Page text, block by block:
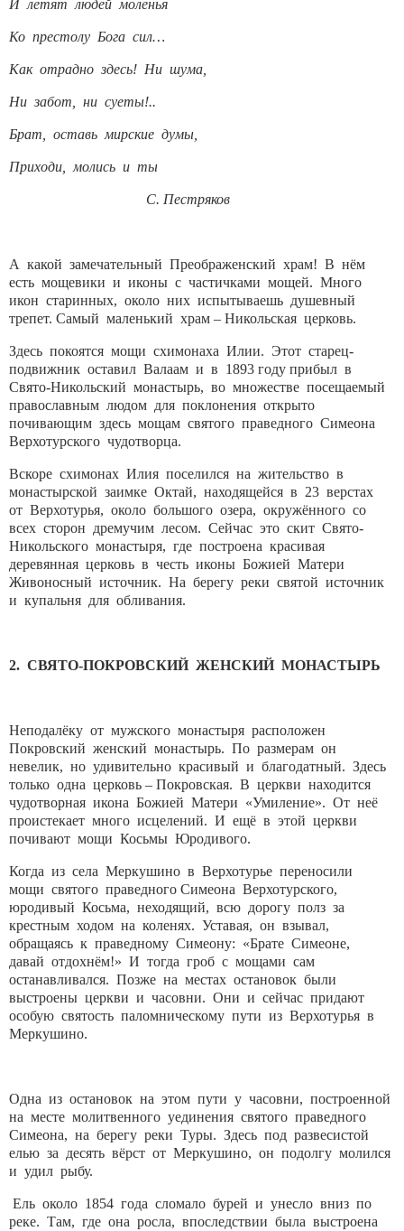
И летят людей моленья
Ко престолу Бога сил…
Как отрадно здесь! Ни шума,
Ни забот, ни суеты!..
Брат, оставь мирские думы,
Приходи, молись и ты
С. Пестряков
А какой замечательный Преображенский храм! В нём
есть мощевики и иконы с частичками мощей. Много
икон старинных, около них испытываешь душевный
трепет. Самый маленький храм – Никольская церковь.
Здесь покоятся мощи схимонаха Илии. Этот старец-
подвижник оставил Валаам и в 1893 году прибыл в
Свято-Никольский монастырь, во множестве посещаемый
православным людом для поклонения открыто
почивающим здесь мощам святого праведного Симеона
Верхотурского чудотворца.
Вскоре схимонах Илия поселился на жительство в
монастырской заимке Октай, находящейся в 23 верстах
от Верхотурья, около большого озера, окружённого со
всех сторон дремучим лесом. Сейчас это скит Свято-
Никольского монастыря, где построена красивая
деревянная церковь в честь иконы Божией Матери
Живоносный источник. На берегу реки святой источник
и купальня для обливания.
2. СВЯТО-ПОКРОВСКИЙ ЖЕНСКИЙ МОНАСТЫРЬ
Неподалёку от мужского монастыря расположен
Покровский женский монастырь. По размерам он
невелик, но удивительно красивый и благодатный. Здесь
только одна церковь – Покровская. В церкви находится
чудотворная икона Божией Матери «Умиление». От неё
проистекает много исцелений. И ещё в этой церкви
почивают мощи Косьмы Юродивого.
Когда из села Меркушино в Верхотурье переносили
мощи святого праведного Симеона Верхотурского,
юродивый Косьма, неходящий, всю дорогу полз за
крестным ходом на коленях. Уставая, он взывал,
обращаясь к праведному Симеону: «Брате Симеоне,
давай отдохнём!» И тогда гроб с мощами сам
останавливался. Позже на местах остановок были
выстроены церкви и часовни. Они и сейчас придают
особую святость паломническому пути из Верхотурья в
Меркушино.
Одна из остановок на этом пути у часовни, построенной
на месте молитвенного уединения святого праведного
Симеона, на берегу реки Туры. Здесь под развесистой
елью за десять вёрст от Меркушино, он подолгу молился
и удил рыбу.
Ель около 1854 года сломало бурей и унесло вниз по
реке. Там, где она росла, впоследствии была выстроена